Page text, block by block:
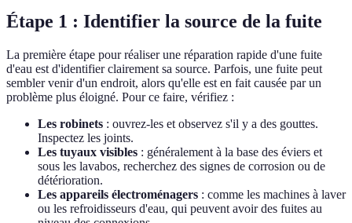
Étape 1 : Identifier la source de la fuite
La première étape pour réaliser une réparation rapide d'une fuite
d'eau est d'identifier clairement sa source. Parfois, une fuite peut
sembler venir d'un endroit, alors qu'elle est en fait causée par un
problème plus éloigné. Pour ce faire, vérifiez :
Les robinets : ouvrez-les et observez s'il y a des gouttes.
Inspectez les joints.
Les tuyaux visibles : généralement à la base des éviers et
sous les lavabos, recherchez des signes de corrosion ou de
détérioration.
Les appareils électroménagers : comme les machines à laver
ou les refroidisseurs d'eau, qui peuvent avoir des fuites au